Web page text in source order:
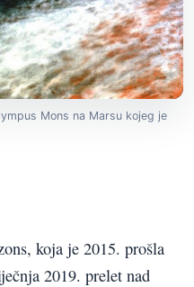
Mons na Marsu kojeg je
koja je 2015. prošla
2019. prelet nad